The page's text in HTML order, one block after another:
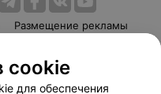
Размещение рекламы
Способы оплаты
cookie
для обеспечения